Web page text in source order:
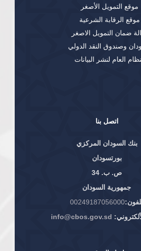
اتصل بنا
بنك السودان المركزي
بورتسودان
ص. ب. 34
جمهورية السودان
00249187056000
info@cbos.gov.sd
موقع التمويل الأصغر
موقع الرقابة الشرعية
ضمان التمويل الاصغر
وصندوق النقد الدولي
العام لنشر البيانات